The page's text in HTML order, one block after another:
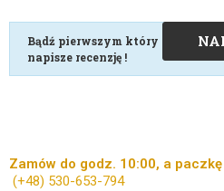
Bądź pierwszym który
napisze recenzję !
Zamów do godz. 10:00, a
(+48) 530-653-794